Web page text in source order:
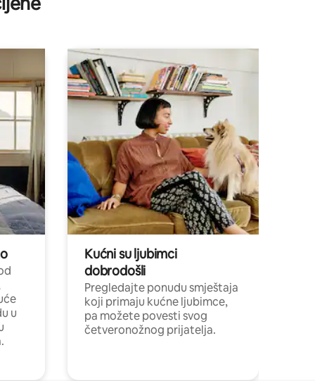
u
Kućni su ljubimci
dobrodošli
Pregledajte ponudu smještaja
koji primaju kućne ljubimce,
pa možete povesti svog
četveronožnog prijatelja.